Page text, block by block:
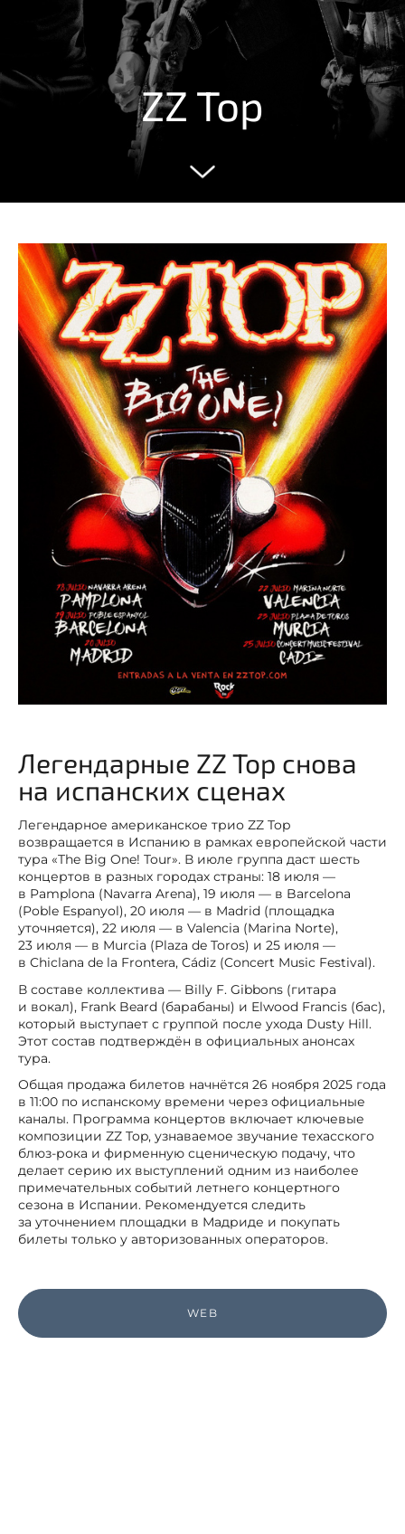
ZZ Top
Легендарные ZZ Top снова
на испанских сценах
Легендарное американское трио ZZ Top
возвращается в Испанию в рамках европейской части
тура «The Big One! Tour». В июле группа даст шесть
концертов в разных городах страны: 18 июля —
в Pamplona (Navarra Arena), 19 июля — в Barcelona
(Poble Espanyol), 20 июля — в Madrid (площадка
уточняется), 22 июля — в Valencia (Marina Norte),
23 июля — в Murcia (Plaza de Toros) и 25 июля —
в Chiclana de la Frontera, Cádiz (Concert Music Festival).
В составе коллектива — Billy F. Gibbons (гитара
и вокал), Frank Beard (барабаны) и Elwood Francis (бас),
который выступает с группой после ухода Dusty Hill.
Этот состав подтверждён в официальных анонсах
тура.
Общая продажа билетов начнётся 26 ноября 2025 года
в 11:00 по испанскому времени через официальные
каналы. Программа концертов включает ключевые
композиции ZZ Top, узнаваемое звучание техасского
блюз-рока и фирменную сценическую подачу, что
делает серию их выступлений одним из наиболее
примечательных событий летнего концертного
сезона в Испании. Рекомендуется следить
за уточнением площадки в Мадриде и покупать
билеты только у авторизованных операторов.
WEB